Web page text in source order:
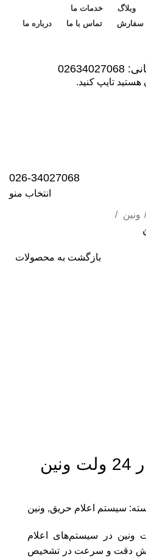
وبلاگ
خدمات ما
سفارش
تماس با ما درباره ما
026-34027068
انتخاب منو
ونین
بازگشت به محصولات
سیستم اعلام حریق, ونین
کاور دار 24 ولت ونین در سیستم‌های اعلام
دقت و سرعت در تشخیص
تایپ کنید.